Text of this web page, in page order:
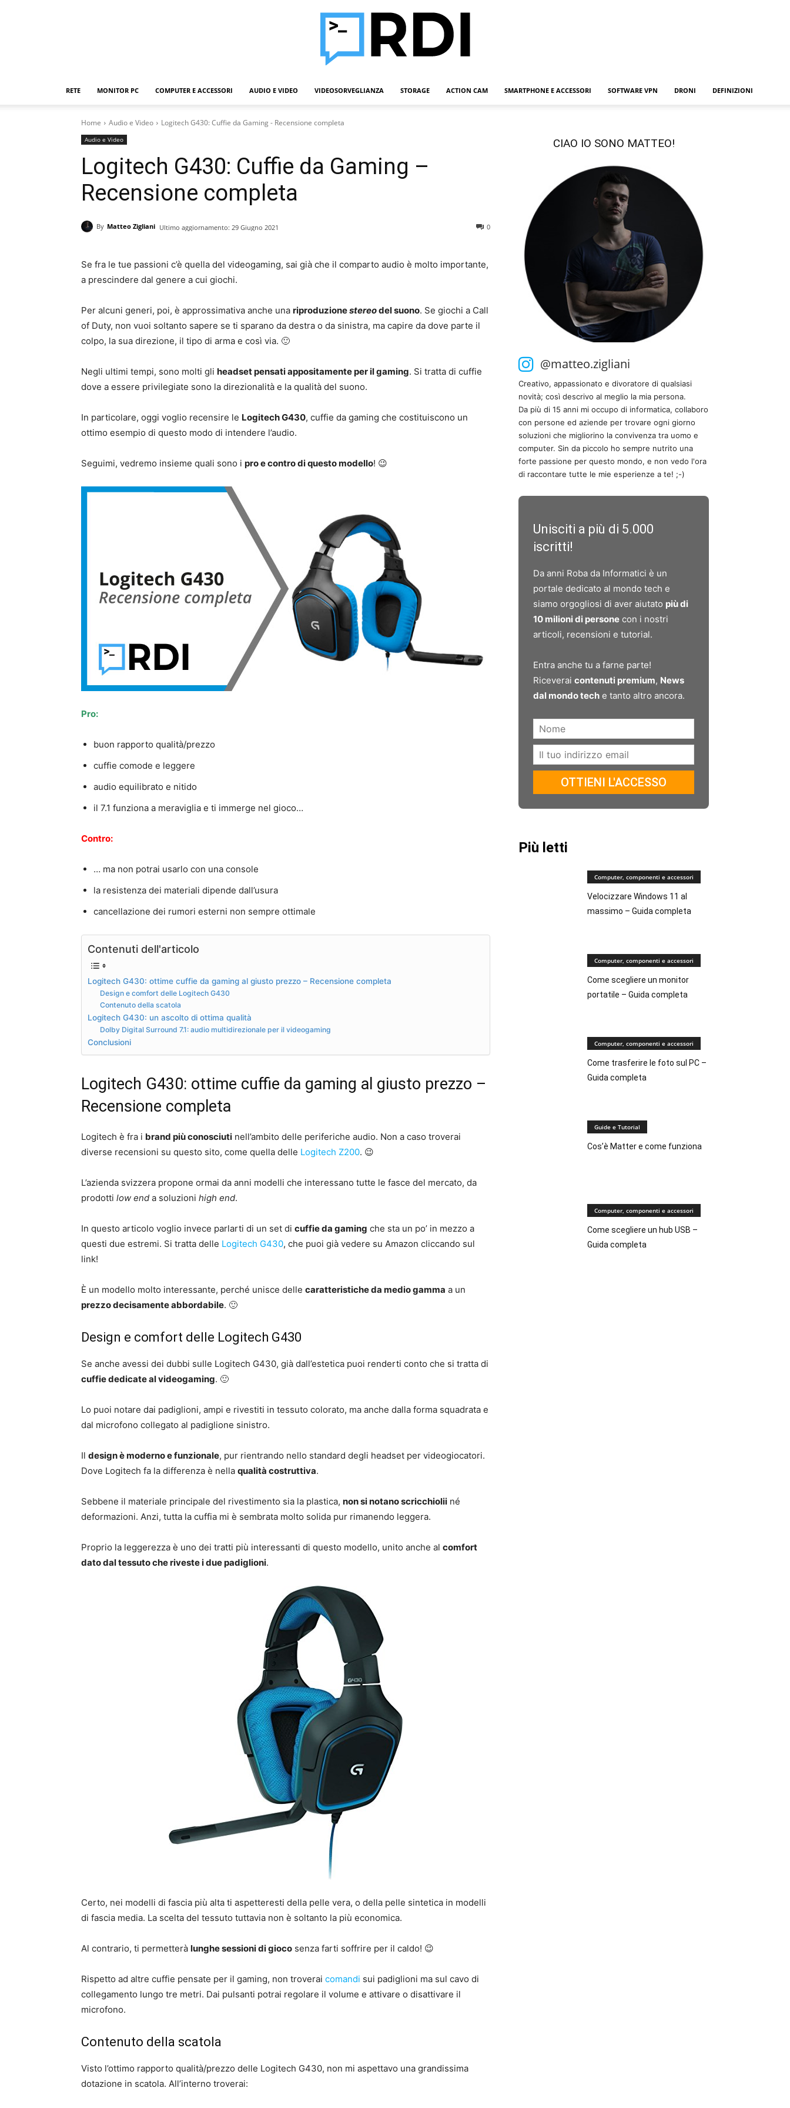
Da
RETE MONITOR PC COMPUTER E ACCESSORI AUDIO E VIDEO VIDEOSORVEGLIANZA STORAGE ACTION CAM SMARTPHONE E ACCESSORI SOFTWARE VPN DRONI DEFINIZIONI
Home Audio e Video Logitech G430: Cuffie da Gaming - Recensione completa
Audio e Video
Logitech G430: Cuffie da Gaming –
Recensione completa
By Matteo Zigliani Ultimo aggiornamento: 29 Giugno 2021 0
Se fra le tue passioni c’è quella del videogaming, sai già che il comparto audio è molto importante,
a prescindere dal genere a cui giochi.
Per alcuni generi, poi, è approssimativa anche una riproduzionestereodel suono. Se giochi a Call
of Duty, non vuoi soltanto sapere se ti sparano da destra o da sinistra, ma capire da dove parte il
colpo, la sua direzione, il tipo di arma e così via. 🙂
Negli ultimi tempi, sono molti gli headset pensati appositamente per il gaming. Si tratta di cuffie
dove a essere privilegiate sono la direzionalità e la qualità del suono.
In particolare, oggi voglio recensire le Logitech G430, cuffie da gaming che costituiscono un
ottimo esempio di questo modo di intendere l’audio.
Seguimi, vedremo insieme quali sono i pro e contro di questo modello! 😉
Pro:
buon rapporto qualità/prezzo
cuffie comode e leggere
audio equilibrato e nitido
il 7.1 funziona a meraviglia e ti immerge nel gioco…
Contro:
… ma non potrai usarlo con una console
la resistenza dei materiali dipende dall’usura
cancellazione dei rumori esterni non sempre ottimale
Contenuti dell'articolo
Logitech G430: ottime cuffie da gaming al giusto prezzo – Recensione completa
Design e comfort delle Logitech G430
Contenuto della scatola
Logitech G430: un ascolto di ottima qualità
Dolby Digital Surround 7.1: audio multidirezionale per il videogaming
Conclusioni
Logitech G430: ottime cuffie da gaming al giusto prezzo –
Recensione completa
Logitech è fra i brand più conosciuti nell’ambito delle periferiche audio. Non a caso troverai
diverse recensioni su questo sito, come quella delle Logitech Z200. 😉
L’azienda svizzera propone ormai da anni modelli che interessano tutte le fasce del mercato, da
prodotti low end a soluzioni high end.
In questo articolo voglio invece parlarti di un set di cuffie da gaming che sta un po’ in mezzo a
questi due estremi. Si tratta delle Logitech G430, che puoi già vedere su Amazon cliccando sul
link!
È un modello molto interessante, perché unisce delle caratteristiche da medio gamma a un
prezzo decisamente abbordabile. 🙂
Design e comfort delle Logitech G430
Se anche avessi dei dubbi sulle Logitech G430, già dall’estetica puoi renderti conto che si tratta di
cuffie dedicate al videogaming. 🙂
Lo puoi notare dai padiglioni, ampi e rivestiti in tessuto colorato, ma anche dalla forma squadrata e
dal microfono collegato al padiglione sinistro.
Il design è moderno e funzionale, pur rientrando nello standard degli headset per videogiocatori.
Dove Logitech fa la differenza è nella qualità costruttiva.
Sebbene il materiale principale del rivestimento sia la plastica, non si notano scricchiolii né
deformazioni. Anzi, tutta la cuffia mi è sembrata molto solida pur rimanendo leggera.
Proprio la leggerezza è uno dei tratti più interessanti di questo modello, unito anche al comfort
dato dal tessuto che riveste i due padiglioni.
Certo, nei modelli di fascia più alta ti aspetteresti della pelle vera, o della pelle sintetica in modelli
di fascia media. La scelta del tessuto tuttavia non è soltanto la più economica.
Al contrario, ti permetterà lunghe sessioni di gioco senza farti soffrire per il caldo! 😉
Rispetto ad altre cuffie pensate per il gaming, non troverai comandi sui padiglioni ma sul cavo di
collegamento lungo tre metri. Dai pulsanti potrai regolare il volume e attivare o disattivare il
microfono.
Contenuto della scatola
Visto l’ottimo rapporto qualità/prezzo delle Logitech G430, non mi aspettavo una grandissima
dotazione in scatola. All’interno troverai:
CIAO IO SONO MATTEO!
@matteo.zigliani
Creativo, appassionato e divoratore di qualsiasi
novità; così descrivo al meglio la mia persona.
Da più di 15 anni mi occupo di informatica, collaboro
con persone ed aziende per trovare ogni giorno
soluzioni che migliorino la convivenza tra uomo e
computer. Sin da piccolo ho sempre nutrito una
forte passione per questo mondo, e non vedo l'ora
di raccontare tutte le mie esperienze a te! ;-)
Unisciti a più di 5.000
iscritti!
Da anni Roba da Informatici è un
portale dedicato al mondo tech e
siamo orgogliosi di aver aiutato più di
10 milioni di persone con i nostri
articoli, recensioni e tutorial.
Entra anche tu a farne parte!
Riceverai contenuti premium, News
dal mondo tech e tanto altro ancora.
Più letti
Computer, componenti e accessori
Velocizzare Windows 11 al
massimo – Guida completa
Computer, componenti e accessori
Come scegliere un monitor
portatile – Guida completa
Computer, componenti e accessori
Come trasferire le foto sul PC –
Guida completa
Guide e Tutorial
Cos’è Matter e come funziona
Computer, componenti e accessori
Come scegliere un hub USB –
Guida completa